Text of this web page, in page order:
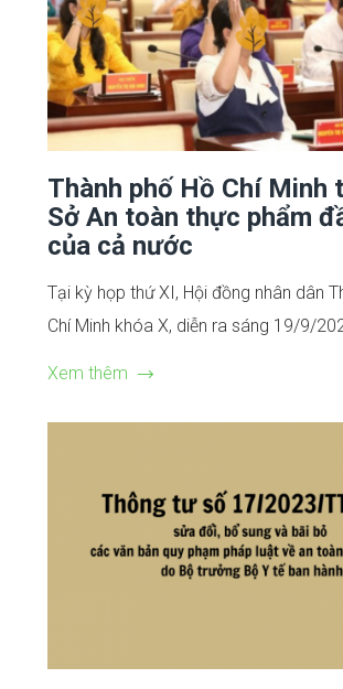
Thành phố Hồ Chí Minh
Sở An toàn thực phẩm
của cả nước
Tại kỳ họp thứ XI, Hội đồng nhân dân
Chí Minh khóa X, diễn ra sáng 19/9/
Xem thêm